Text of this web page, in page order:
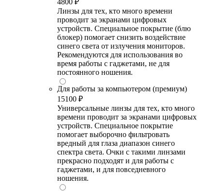
4800 ₽
Линзы для тех, кто много времени
проводит за экранами цифровых
устройств. Специальное покрытие (блю
блокер) помогает снизить воздействие
синего света от излучения мониторов.
Рекомендуются для использования во
время работы с гаджетами, не для
постоянного ношения.
Для работы за компьютером (премиум)
15100 ₽
Универсальные линзы для тех, кто много
времени проводит за экранами цифровых
устройств. Специальное покрытие
помогает выборочно фильтровать
вредный для глаза диапазон синего
спектра света. Очки с такими линзами
прекрасно подходят и для работы с
гаджетами, и для повседневного
ношения.